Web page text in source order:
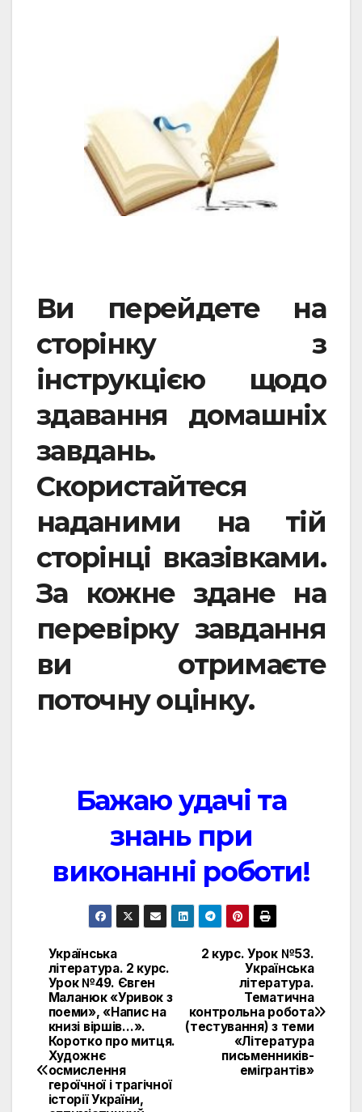
Ви перейдете на
сторінку з
інструкцією щодо
здавання домашніх
завдань.
Скористайтеся
наданими на тій
сторінці вказівками.
За кожне здане на
перевірку завдання
ви отримаєте
поточну оцінку.
Бажаю удачі та
знань при
виконанні роботи!
Навигация
по
записям
2 курс. Урок №53.
Українська
література.
Тематична
контрольна робота
(тестування) з теми
«Література
письменників-
емігрантів»
Українська
література. 2 курс.
Урок №49. Євген
Маланюк «Уривок з
поеми», «Напис на
книзі віршів…».
Коротко про митця.
Художнє
осмислення
героїчної і трагічної
історії України,